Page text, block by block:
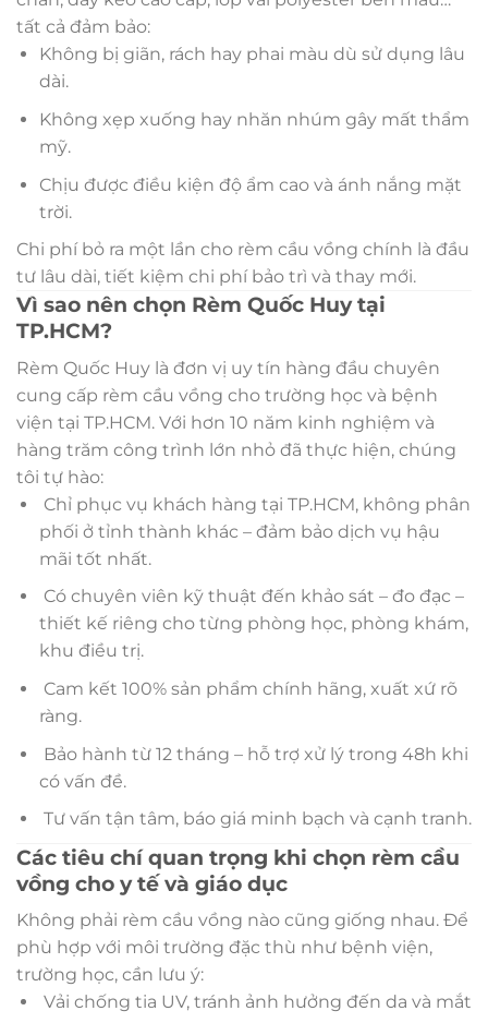
tất cả đảm bảo:
Không bị giãn, rách hay phai màu dù sử dụng lâu
dài.
Không xẹp xuống hay nhăn nhúm gây mất thẩm
mỹ.
Chịu được điều kiện độ ẩm cao và ánh nắng mặt
trời.
Chi phí bỏ ra một lần cho rèm cầu vồng chính là đầu
tư lâu dài, tiết kiệm chi phí bảo trì và thay mới.
Vì sao nên chọn Rèm Quốc Huy tại
TP.HCM?
Rèm Quốc Huy là đơn vị uy tín hàng đầu chuyên
cung cấp rèm cầu vồng cho trường học và bệnh
viện tại TP.HCM. Với hơn 10 năm kinh nghiệm và
hàng trăm công trình lớn nhỏ đã thực hiện, chúng
tôi tự hào:
Chỉ phục vụ khách hàng tại TP.HCM, không phân
phối ở tỉnh thành khác – đảm bảo dịch vụ hậu
mãi tốt nhất.
Có chuyên viên kỹ thuật đến khảo sát – đo đạc –
thiết kế riêng cho từng phòng học, phòng khám,
khu điều trị.
Cam kết 100% sản phẩm chính hãng, xuất xứ rõ
ràng.
Bảo hành từ 12 tháng – hỗ trợ xử lý trong 48h khi
có vấn đề.
Tư vấn tận tâm, báo giá minh bạch và cạnh tranh.
Các tiêu chí quan trọng khi chọn rèm cầu
vồng cho y tế và giáo dục
Không phải rèm cầu vồng nào cũng giống nhau. Để
phù hợp với môi trường đặc thù như bệnh viện,
trường học, cần lưu ý:
Vải chống tia UV, tránh ảnh hưởng đến da và mắt